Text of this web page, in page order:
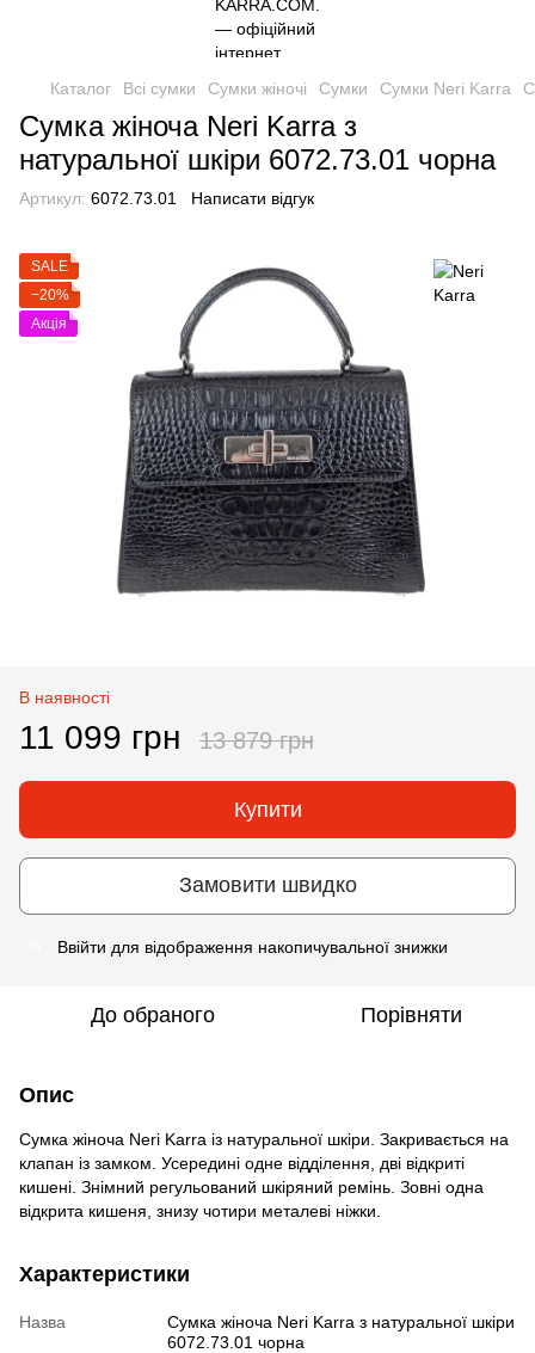
Каталог Всі сумки Сумки жіночі Сумки Сумки Neri Karra
Сумка жіноча Neri Karra з
натуральної шкіри 6072.73.01 чорна
Артикул: 6072.73.01 Написати відгук
SALE
−20%
Акція
В наявності
11 099 грн 13 879 грн
Купити
Замовити швидко
Ввійти для відображення накопичувальної знижки
До обраного Порівняти
Опис
Сумка жіноча Neri Karra із натуральної шкіри. Закривається на
клапан із замком. Усередині одне відділення, дві відкриті
кишені. Знімний регульований шкіряний ремінь. Зовні одна
відкрита кишеня, знизу чотири металеві ніжки.
Характеристики
Назва
Сумка жіноча Neri Karra з натуральної шкіри
6072.73.01 чорна